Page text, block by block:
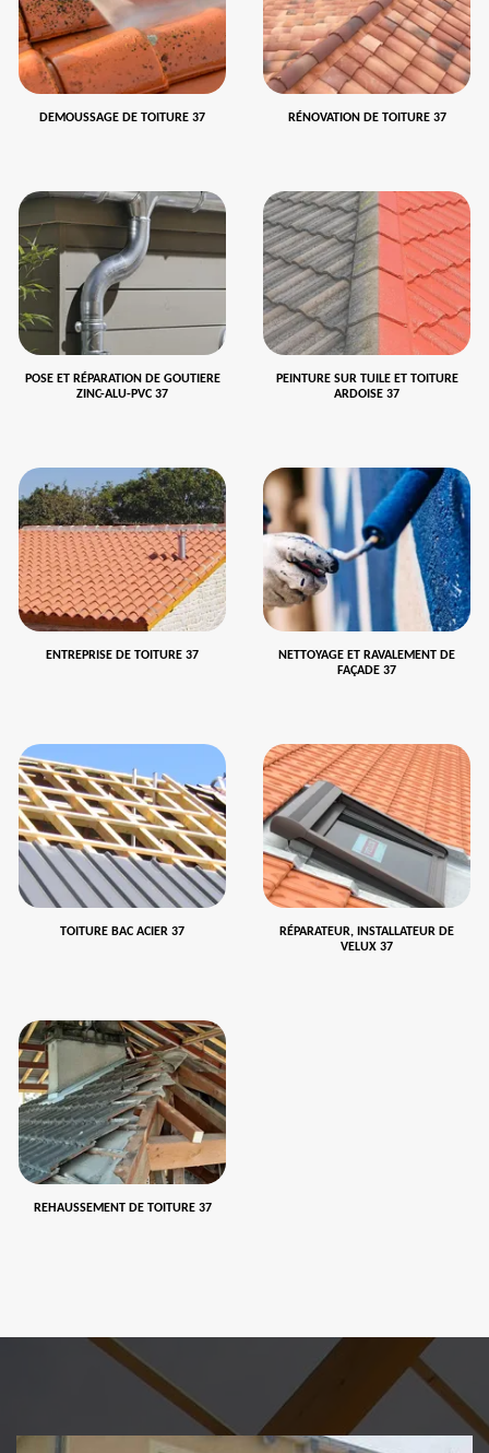
DEMOUSSAGE DE TOITURE 37 RÉNOVATION DE TOITURE 37
POSE ET RÉPARATION DE GOUTIERE
ZINC-ALU-PVC 37
PEINTURE SUR TUILE ET TOITURE
ARDOISE 37
ENTREPRISE DE TOITURE 37
NETTOYAGE ET RAVALEMENT DE
FAÇADE 37
TOITURE BAC ACIER 37
RÉPARATEUR, INSTALLATEUR DE
VELUX 37
REHAUSSEMENT DE TOITURE 37